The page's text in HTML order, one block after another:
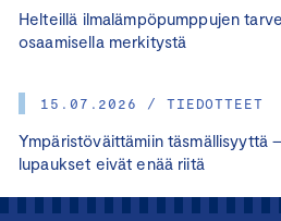
Helteillä ilmalämpöpumppujen
osaamisella merkitystä
15.07.2026 / TIEDOTTEET
Ympäristöväittämiin täsmällisyyttä
lupaukset eivät enää riitä